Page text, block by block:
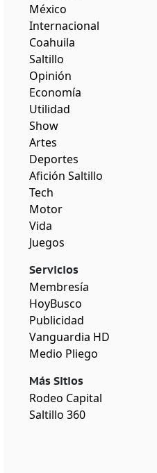
México
Internacional
Coahuila
Saltillo
Opinión
Economía
Utilidad
Show
Artes
Deportes
Afición Saltillo
Tech
Motor
Vida
Juegos
Servicios
Membresía
HoyBusco
Publicidad
Vanguardia HD
Medio Pliego
Más Sitios
Rodeo Capital
Saltillo 360